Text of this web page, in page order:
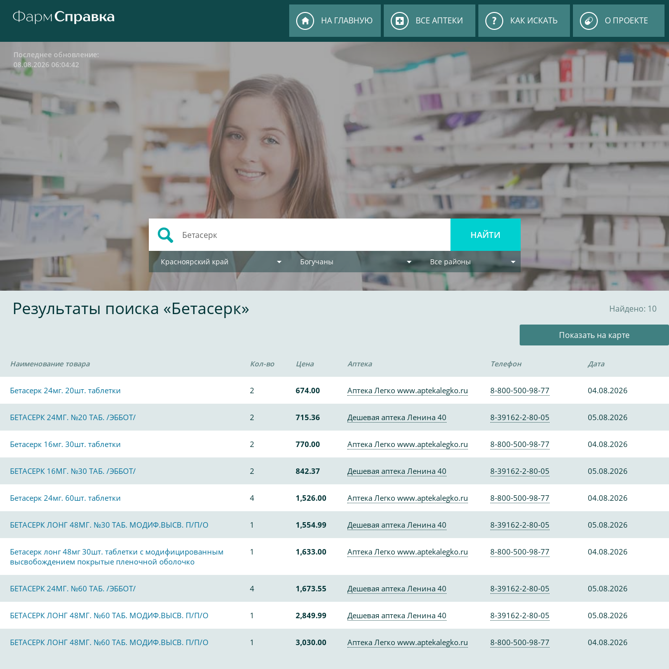
НА ГЛАВНУЮ ВСЕ АПТЕКИ КАК ИСКАТЬ О ПРОЕКТЕ
Последнее обновление:
08.08.2026 06:04:42
Красноярский край Богучаны Все районы
Результаты поиска «Бетасерк» Найдено: 10
Показать на карте
Наименование товара Кол-во Цена Аптека Телефон Дата
Бетасерк 24мг. 20шт. таблетки 2 674.00 Аптека Легко www.aptekalegko.ru 8-800-500-98-77 04.08.2026
БЕТАСЕРК 24МГ. №20 ТАБ. /ЭББОТ/ 2 715.36 Дешевая аптека Ленина 40 8-39162-2-80-05 05.08.2026
Бетасерк 16мг. 30шт. таблетки 2 770.00 Аптека Легко www.aptekalegko.ru 8-800-500-98-77 04.08.2026
БЕТАСЕРК 16МГ. №30 ТАБ. /ЭББОТ/ 2 842.37 Дешевая аптека Ленина 40 8-39162-2-80-05 05.08.2026
Бетасерк 24мг. 60шт. таблетки 4 1,526.00 Аптека Легко www.aptekalegko.ru 8-800-500-98-77 04.08.2026
БЕТАСЕРК ЛОНГ 48МГ. №30 ТАБ. МОДИФ.ВЫСВ. П/П/О 1 1,554.99 Дешевая аптека Ленина 40 8-39162-2-80-05 05.08.2026
Бетасерк лонг 48мг 30шт. таблетки с модифицированным
высвобождением покрытые пленочной оболочко
1 1,633.00 Аптека Легко www.aptekalegko.ru 8-800-500-98-77 04.08.2026
БЕТАСЕРК 24МГ. №60 ТАБ. /ЭББОТ/ 4 1,673.55 Дешевая аптека Ленина 40 8-39162-2-80-05 05.08.2026
БЕТАСЕРК ЛОНГ 48МГ. №60 ТАБ. МОДИФ.ВЫСВ. П/П/О 1 2,849.99 Дешевая аптека Ленина 40 8-39162-2-80-05 05.08.2026
БЕТАСЕРК ЛОНГ 48МГ. №60 ТАБ. МОДИФ.ВЫСВ. П/П/О 1 3,030.00 Аптека Легко www.aptekalegko.ru 8-800-500-98-77 04.08.2026